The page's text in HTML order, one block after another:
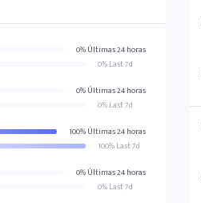
0% Últimas 24 horas
0% Last 7d
0% Últimas 24 horas
0% Last 7d
100% Últimas 24 horas
100% Last 7d
0% Últimas 24 horas
0% Last 7d